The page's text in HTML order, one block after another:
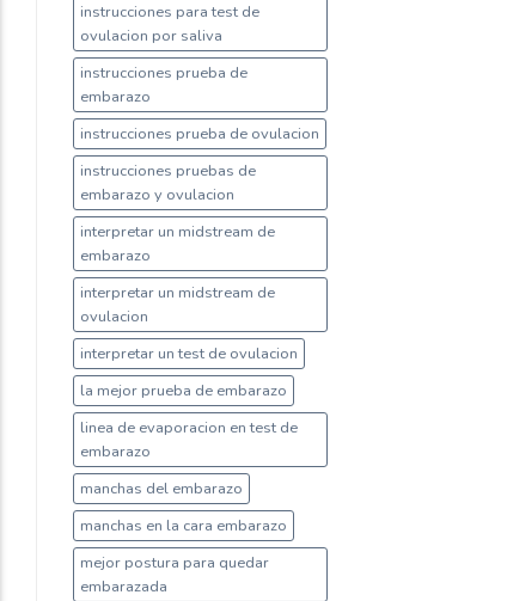
instrucciones para test de
ovulacion por saliva
instrucciones prueba de
embarazo
instrucciones prueba de ovulacion
instrucciones pruebas de
embarazo y ovulacion
interpretar un midstream de
embarazo
interpretar un midstream de
ovulacion
interpretar un test de ovulacion
la mejor prueba de embarazo
linea de evaporacion en test de
embarazo
manchas del embarazo
manchas en la cara embarazo
mejor postura para quedar
embarazada